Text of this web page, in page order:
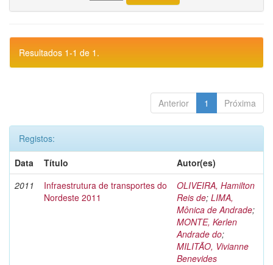
Resultados 1-1 de 1.
Anterior 1 Próxima
Registos:
Data
Título
Autor(es)
2011
Infraestrutura de transportes do
Nordeste 2011
OLIVEIRA, Hamilton
Reis de; LIMA,
Mônica de Andrade;
MONTE, Kerlen
Andrade do;
MILITÃO, Vivianne
Benevides